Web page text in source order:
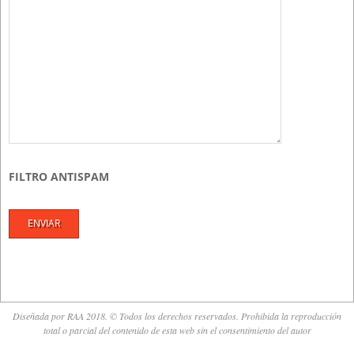
FILTRO ANTISPAM
Diseñada por RAA 2018. © Todos los derechos reservados. Prohibida la reproducción
total o parcial del contenido de esta web sin el consentimiento del autor